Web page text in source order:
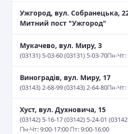
Ужгород, вул. Собранецька,
Митний пост "Ужгород"
Мукачево, вул. Миру, 3
(03131) 5-03-60 (03131) 5-03-70Пн-Чт:
Виноградів, вул. Миру, 17
(03143) 2-68-99 (03143) 2-64-80Пн-Чт:
Хуст, вул. Духновича, 15
(03142) 5-16-17 (03142) 5-24-01
Пн-Чт: 9:00-17:00 Пт: 9:00-16:00